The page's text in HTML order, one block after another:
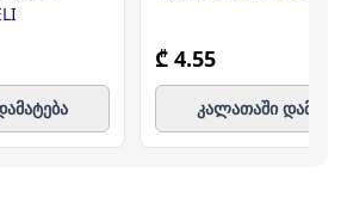
₾ 4.55
კალათაში